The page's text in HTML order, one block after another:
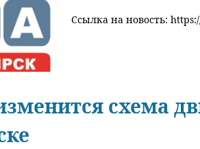
Ссылка на новость:
схема